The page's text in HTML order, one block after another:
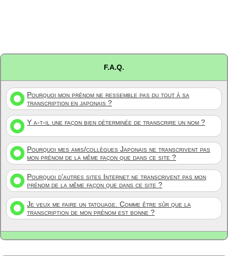
F.A.Q.
Pourquoi mon prénom ne ressemble pas du tout à sa
transcription en japonais ?
Y a-t-il une façon bien déterminée de transcrire un nom ?
Pourquoi mes amis/collègues Japonais ne transcrivent pas
mon prénom de la même façon que dans ce site ?
Pourquoi d'autres sites Internet ne transcrivent pas mon
prénom de la même façon que dans ce site ?
Je veux me faire un tatouage. Comme être sûr que la
transcription de mon prénom est bonne ?